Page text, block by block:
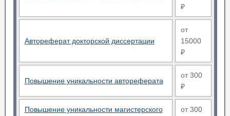
₽
Автореферат докторской диссертации
от
15000
₽
Повышение уникальности автореферата
от 300
₽
Повышение уникальности магистерского
от 300